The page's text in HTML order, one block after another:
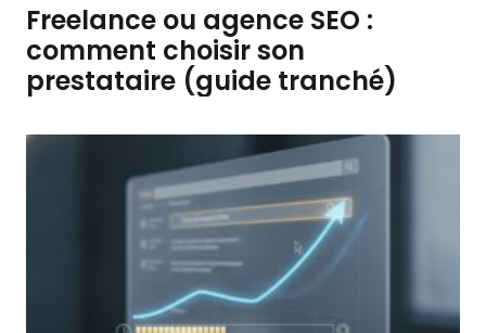
Freelance ou agence SEO :
comment choisir son
prestataire (guide tranché)